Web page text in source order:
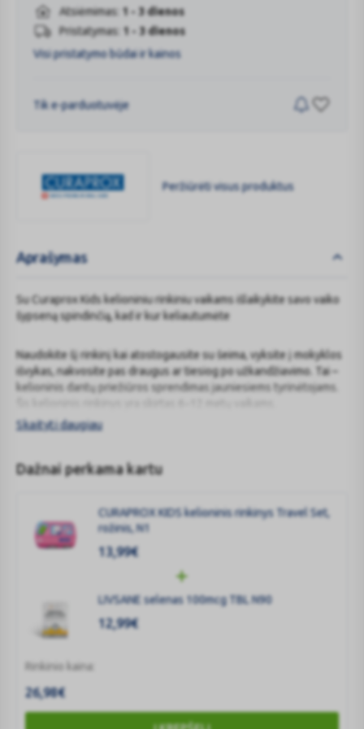
Atsiėmimas: 1 - 3 dienos
Pristatymas: 1 - 3 dienos
Visi pristatymo būdai ir kainos
Tik e-parduotuvėje
Peržiūrėti visus produktus
Aprašymas
Su Curaprox Kids kelioniniu rinkiniu vaikams išlaikykite savo vaiko
šypseną spindinčią, kad ir kur keliautumėte
Naudokite šį rinkinį kai atostogausite su šeima, vyksite į mokyklos
išvykas, nakvosite pas draugus ar tiesiog po užkandžiavimo. Tai –
kelioninis dantų priežiūros sprendimas jauniesiems tyrinėtojams.
Skaityti daugiau
Dažnai perkama kartu
CURAPROX KIDS kelioninis rinkinys Travel Set,
rožinis, N1
13,99€
LIVSANE selenas 100mcg TBL N90
12,99€
Rinkinio kaina:
26,98€